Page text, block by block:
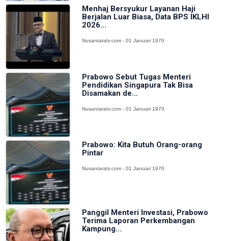
Menhaj Bersyukur Layanan Haji
Berjalan Luar Biasa, Data BPS IKLHI
2026...
Nusantaratv.com - 01 Januari 1970
Prabowo Sebut Tugas Menteri
Pendidikan Singapura Tak Bisa
Disamakan de...
Nusantaratv.com - 01 Januari 1970
Prabowo: Kita Butuh Orang-orang
Pintar
Nusantaratv.com - 01 Januari 1970
Panggil Menteri Investasi, Prabowo
Terima Laporan Perkembangan
Kampung...